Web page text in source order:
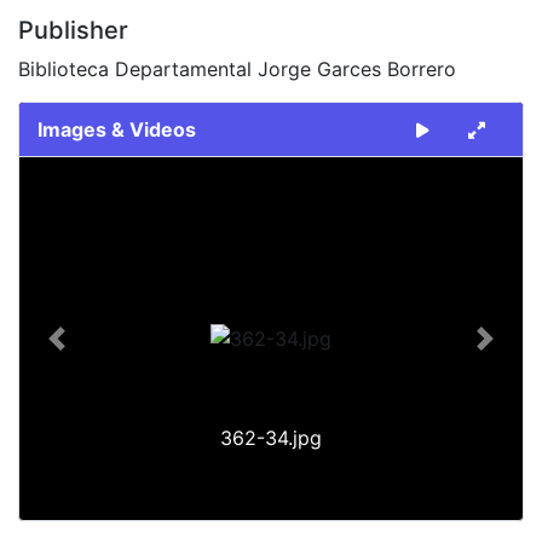
Publisher
Biblioteca Departamental Jorge Garces Borrero
Images & Videos
362-34.jpg
Previous Next